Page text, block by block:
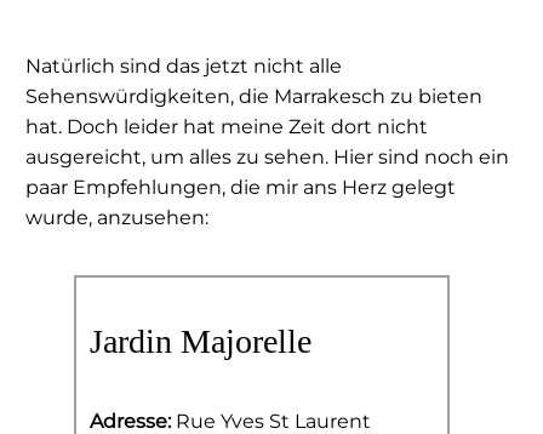
Natürlich sind das jetzt nicht alle
Sehenswürdigkeiten, die Marrakesch zu bieten
hat. Doch leider hat meine Zeit dort nicht
ausgereicht, um alles zu sehen. Hier sind noch ein
paar Empfehlungen, die mir ans Herz gelegt
wurde, anzusehen:
Jardin Majorelle
Adresse:Rue Yves St Laurent